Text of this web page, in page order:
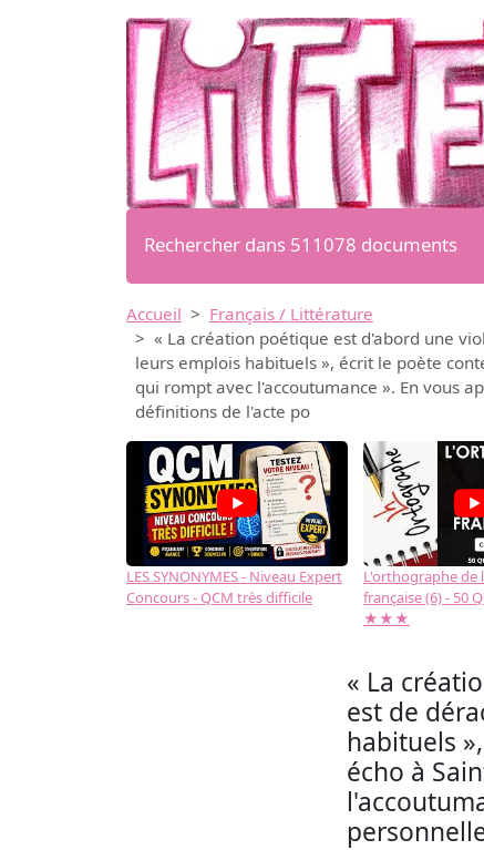
Rechercher dans 511078 documents
Accueil
Français / Littérature
« La création poétique est d'abord une
leurs emplois habituels », écrit le poète
qui rompt avec l'accoutumance ». En vous
définitions de l'acte po
LES SYNONYMES - Niveau Expert
Concours - QCM très difficile
L'orthographe de
française (6) - 50
★★★
« La
est de
habituels
écho à